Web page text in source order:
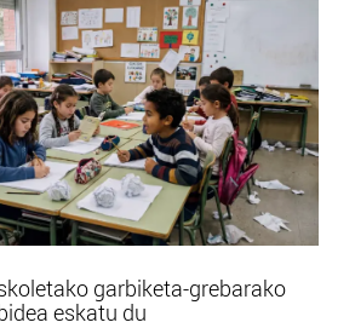
garbiketa-grebarako
eskatu du